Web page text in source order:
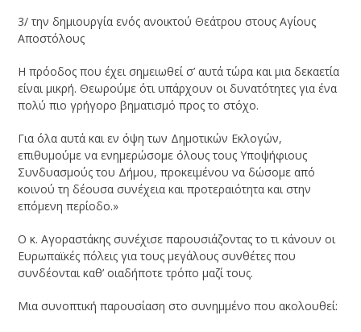
3/ την δημιουργία ενός ανοικτού Θεάτρου στους Αγίους
Αποστόλους
Η πρόοδος που έχει σημειωθεί σ’ αυτά τώρα και μια δεκαετία
είναι μικρή. Θεωρούμε ότι υπάρχουν οι δυνατότητες για ένα
πολύ πιο γρήγορο βηματισμό προς το στόχο.
Για όλα αυτά και εν όψη των Δημοτικών Εκλογών,
επιθυμούμε να ενημερώσομε όλους τους Υποψήφιους
Συνδυασμούς του Δήμου, προκειμένου να δώσομε από
κοινού τη δέουσα συνέχεια και προτεραιότητα και στην
επόμενη περίοδο.»
Ο κ. Αγοραστάκης συνέχισε παρουσιάζοντας το τι κάνουν οι
Ευρωπαϊκές πόλεις για τους μεγάλους συνθέτες που
συνδέονται καθ’ οιαδήποτε τρόπο μαζί τους.
Μια συνοπτική παρουσίαση στο συνημμένο που ακολουθεί: